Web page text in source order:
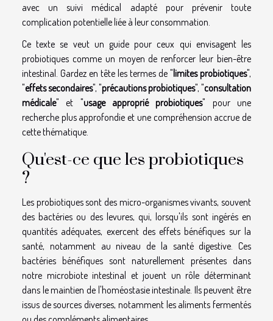
avec un suivi médical adapté pour prévenir toute
complication potentielle liée à leur consommation.
Ce texte se veut un guide pour ceux qui envisagent les
probiotiques comme un moyen de renforcer leur bien-être
intestinal. Gardez en tête les termes de "limites probiotiques",
"effets secondaires", "précautions probiotiques", "consultation
médicale" et "usage approprié probiotiques" pour une
recherche plus approfondie et une compréhension accrue de
cette thématique.
Qu'est-ce que les probiotiques
?
Les probiotiques sont des micro-organismes vivants, souvent
des bactéries ou des levures, qui, lorsqu'ils sont ingérés en
quantités adéquates, exercent des effets bénéfiques sur la
santé, notamment au niveau de la santé digestive. Ces
bactéries bénéfiques sont naturellement présentes dans
notre microbiote intestinal et jouent un rôle déterminant
dans le maintien de l'homéostasie intestinale. Ils peuvent être
issus de sources diverses, notamment les aliments fermentés